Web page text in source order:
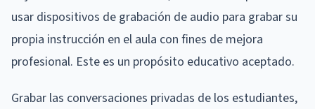
usar dispositivos de grabación de audio para grabar su
propia instrucción en el aula con fines de mejora
profesional. Este es un propósito educativo aceptado.
Grabar las conversaciones privadas de los estudiantes,